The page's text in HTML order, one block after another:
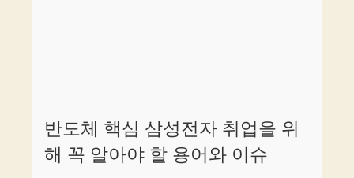
반도체 핵심 삼성전자 취업을 위
해 꼭 알아야 할 용어와 이슈